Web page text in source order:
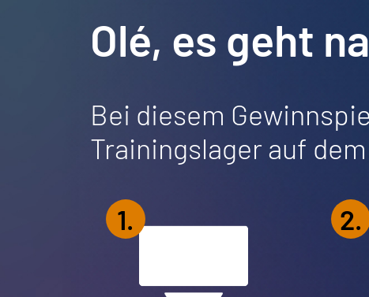
Olé, es geht
Bei diesem
Trainingslager auf
1. 2.